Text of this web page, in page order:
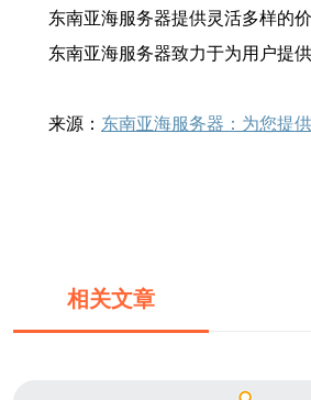
东南亚海服务器提供灵活多样的
东南亚海服务器致力于为用户提
来源： 东南亚海服务器：为您提
相关文章